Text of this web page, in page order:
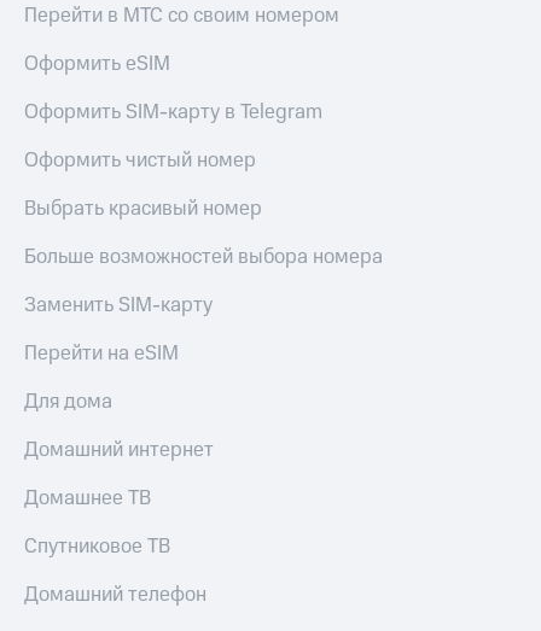
Перейти в МТС со своим номером
Оформить eSIM
Оформить SIM-карту в Telegram
Оформить чистый номер
Выбрать красивый номер
Больше возможностей выбора номера
Заменить SIM-карту
Перейти на eSIM
Для дома
Домашний интернет
Домашнее ТВ
Спутниковое ТВ
Домашний телефон